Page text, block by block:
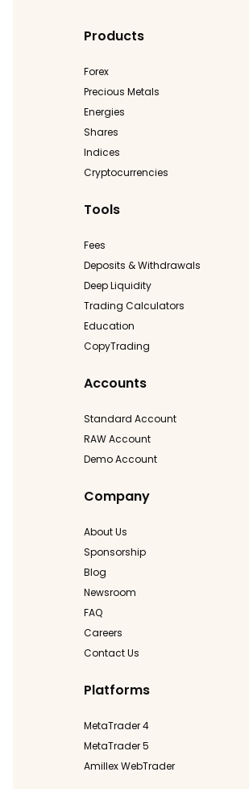
Products
Forex
Precious Metals
Energies
Shares
Indices
Cryptocurrencies
Tools
Fees
Deposits & Withdrawals
Deep Liquidity
Trading Calculators
Education
CopyTrading
Accounts
Standard Account
RAW Account
Demo Account
Company
About Us
Sponsorship
Blog
Newsroom
FAQ
Careers
Contact Us
Platforms
MetaTrader 4
MetaTrader 5
Amillex WebTrader